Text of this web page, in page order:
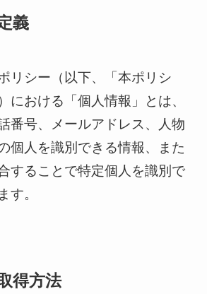
義
リシー（以下、「本ポリシ
における「個人情報」とは、
番号、メールアドレス、人物
個人を識別できる情報、また
することで特定個人を識別で
す。
得方法